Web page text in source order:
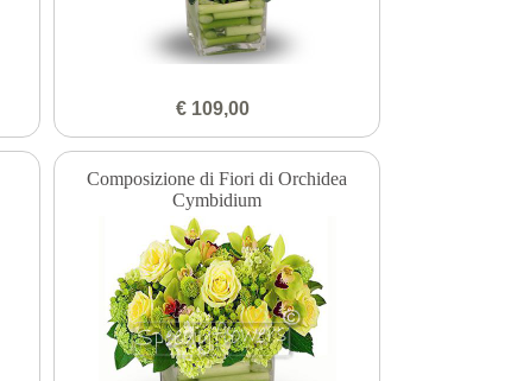
€ 109,00
Composizione di Fiori di Orchidea
Cymbidium